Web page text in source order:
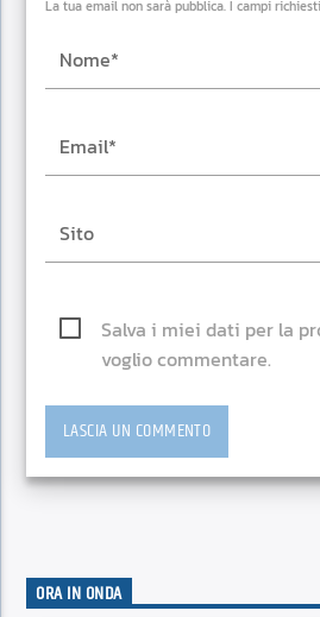
La tua email non sarà pubblica. I campi
Salva i miei dati per la
voglio commentare.
ORA IN ONDA